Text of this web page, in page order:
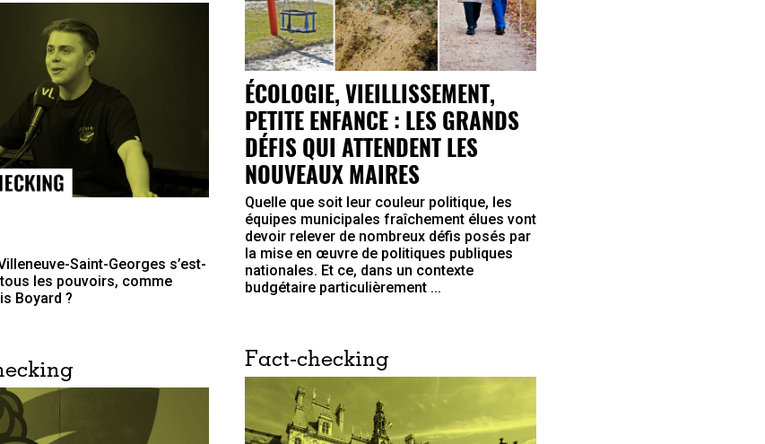
ÉCOLOGIE, VIEILLISSEMENT,
PETITE ENFANCE : LES GRANDS
DÉFIS QUI ATTENDENT LES
NOUVEAUX MAIRES
Quelle que soit leur couleur politique, les
équipes municipales fraîchement élues vont
devoir relever de nombreux défis posés par
la mise en œuvre de politiques publiques
nationales. Et ce, dans un contexte
budgétaire particulièrement ...
Saint-Georges s’est-
les pouvoirs, comme
Boyard ?
Fact-checking